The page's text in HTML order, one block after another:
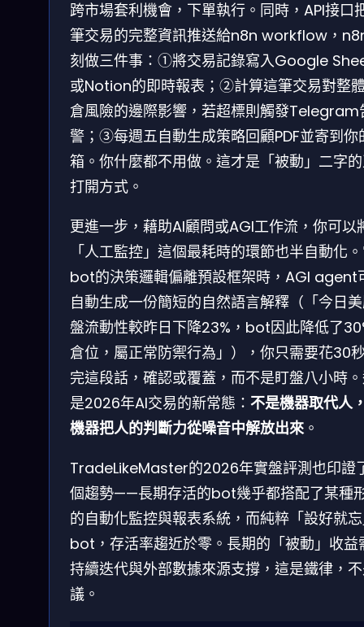
跨市場套利機會，下單執行。同時，API接口
筆交易的完整資訊推送給n8n workflow，
刻做三件事：①將交易記錄寫入Google
或Notion的即時報表；②計算這筆交易對整
倉風險的邊際影響，若超標則觸發Telegram
警；③每週五自動生成策略回顧PDF並寄到你
箱。你什麼都不用做。這才是「被動」二字
打開方式。
更進一步，藉助AI顧問或AGI工作流，你可以
「人工監控」這個最耗時的環節也半自動化
bot的決策邏輯偏離預設框架時，AGI agent
自動生成一份簡短的自然語言解釋（「今日
盤流動性較昨日下降23%，bot因此降低了
倉位，屬正常防禦行為」），你只需要花30
完這段話，確認或覆蓋，而不是盯盤八小時
是2026年AI交易的新常態： 不是機器取代人
機器把人的判斷力從噪音中解放出來。
TradeLikeMaster的2026年實盤評測也印證
個趨勢——長期存活的bot幾乎都搭配了某種
的自動化監控與報表系統，而純粹「設好就
bot，存活率趨近於零。長期的「被動」收益
持續迭代與外部數據來源支撐，這是鐵律，
議。